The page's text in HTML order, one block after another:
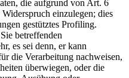
die aufgrund von Art. 6
einzulegen; dies
gestütztes Profiling.
betreffenden
es sei denn, er kann
die Verarbeitung nachweisen,
überwiegen, oder die